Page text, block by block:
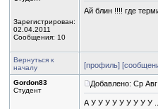
Зарегистрирован:
02.04.2011
Сообщения: 10
Ай блин !!!! где
Вернуться к
началу
[профиль]
Gordon83
Студент
Добавлено: Ср
А У У У У У У У У У